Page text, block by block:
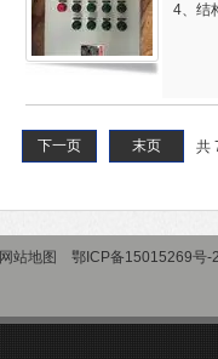
4、结
共
下一页 末页
网站地图 鄂ICP备15015269号-